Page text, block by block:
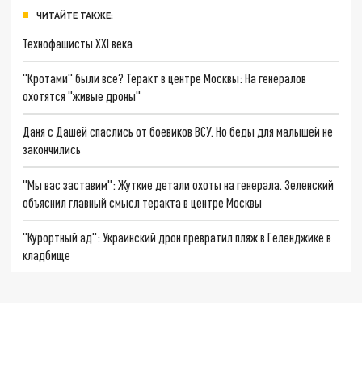
ЧИТАЙТЕ ТАКЖЕ:
Технофашисты XXI века
"Кротами" были все? Теракт в центре Москвы: На генералов
охотятся "живые дроны"
Даня с Дашей спаслись от боевиков ВСУ. Но беды для малышей не
закончились
"Мы вас заставим": Жуткие детали охоты на генерала. Зеленский
объяснил главный смысл теракта в центре Москвы
"Курортный ад": Украинский дрон превратил пляж в Геленджике в
кладбище